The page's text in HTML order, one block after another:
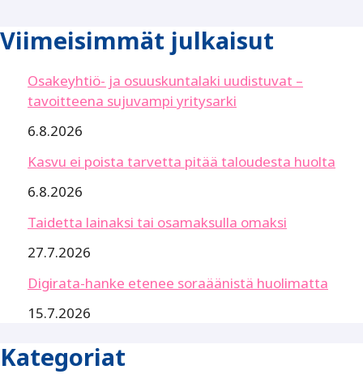
Viimeisimmät julkaisut
Osakeyhtiö- ja osuuskuntalaki uudistuvat –
tavoitteena sujuvampi yritysarki
6.8.2026
Kasvu ei poista tarvetta pitää taloudesta huolta
6.8.2026
Taidetta lainaksi tai osamaksulla omaksi
27.7.2026
Digirata-hanke etenee soraäänistä huolimatta
15.7.2026
Kategoriat